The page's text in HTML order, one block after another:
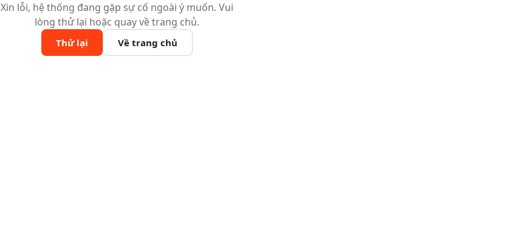
Xin lỗi, hệ thống đang gặp sự cố ngoài ý muốn. Vui
lòng thử lại hoặc quay về trang chủ.
Thử lại Về trang chủ